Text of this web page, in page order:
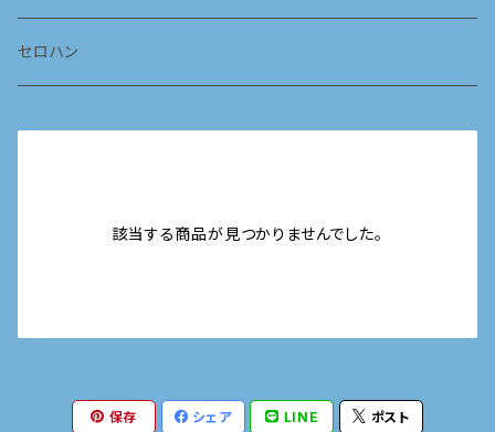
華の天羽組 天京戦争編
セロハン
該当する商品が見つかりませんでした。
保存 シェア LINE ポスト